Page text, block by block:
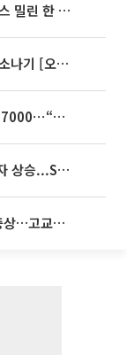
[베스트&워스트] 삼성전자·SK하이닉스 밀린 한 주…상상인증권은 85% 급등
35도 안팎 무더위 이어져…전국 곳곳 소나기 [오늘 날씨]
[주간증시전망] 다음주 코스피 6000~7000⋯“外人 수급은 정책이 변수”
뉴욕증시, 연준 금리인상 기대감 꺾이자 상승...S&P500 사상 최고치 [종합]
'장윤기 사건' 피해 여고생 구하려다 중상…고교생 의상자 지정